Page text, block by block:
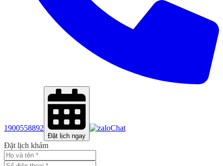
1900558892
Đặt lịch ngay
Chat
Đặt lịch khám